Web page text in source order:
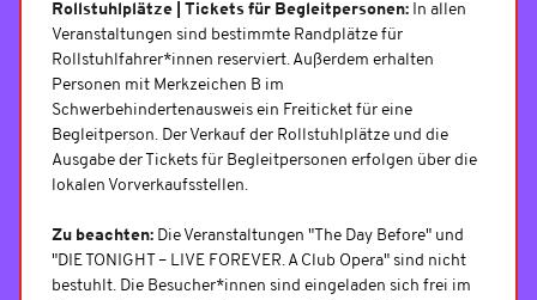
Rollstuhlplätze | Tickets für Begleitpersonen: In allen
Veranstaltungen sind bestimmte Randplätze für
Rollstuhlfahrer*innen reserviert. Außerdem erhalten
Personen mit Merkzeichen B im
Schwerbehindertenausweis ein Freiticket für eine
Begleitperson. Der Verkauf der Rollstuhlplätze und die
Ausgabe der Tickets für Begleitpersonen erfolgen über die
lokalen Vorverkaufsstellen.
Zu beachten: Die Veranstaltungen "The Day Before" und
"DIE TONIGHT – LIVE FOREVER. A Club Opera" sind nicht
bestuhlt. Die Besucher*innen sind eingeladen sich frei im